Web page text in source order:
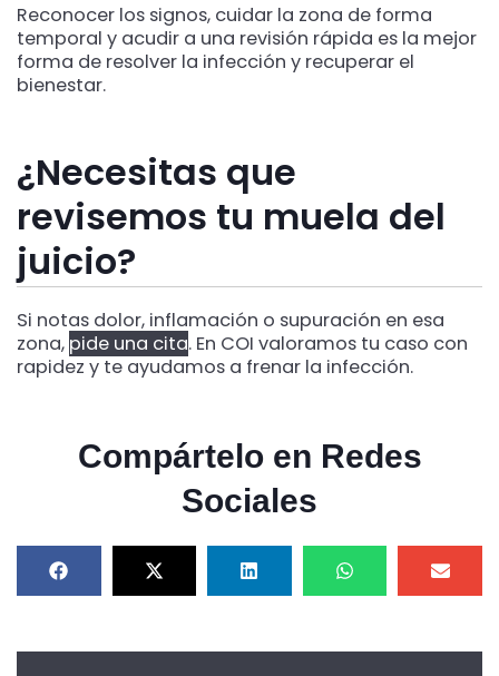
Reconocer los signos, cuidar la zona de forma
temporal y acudir a una revisión rápida es la mejor
forma de resolver la infección y recuperar el
bienestar.
¿Necesitas que
revisemos tu muela del
juicio?
Si notas dolor, inflamación o supuración en esa
zona, pide una cita. En COI valoramos tu caso con
rapidez y te ayudamos a frenar la infección.
Compártelo en Redes
Sociales